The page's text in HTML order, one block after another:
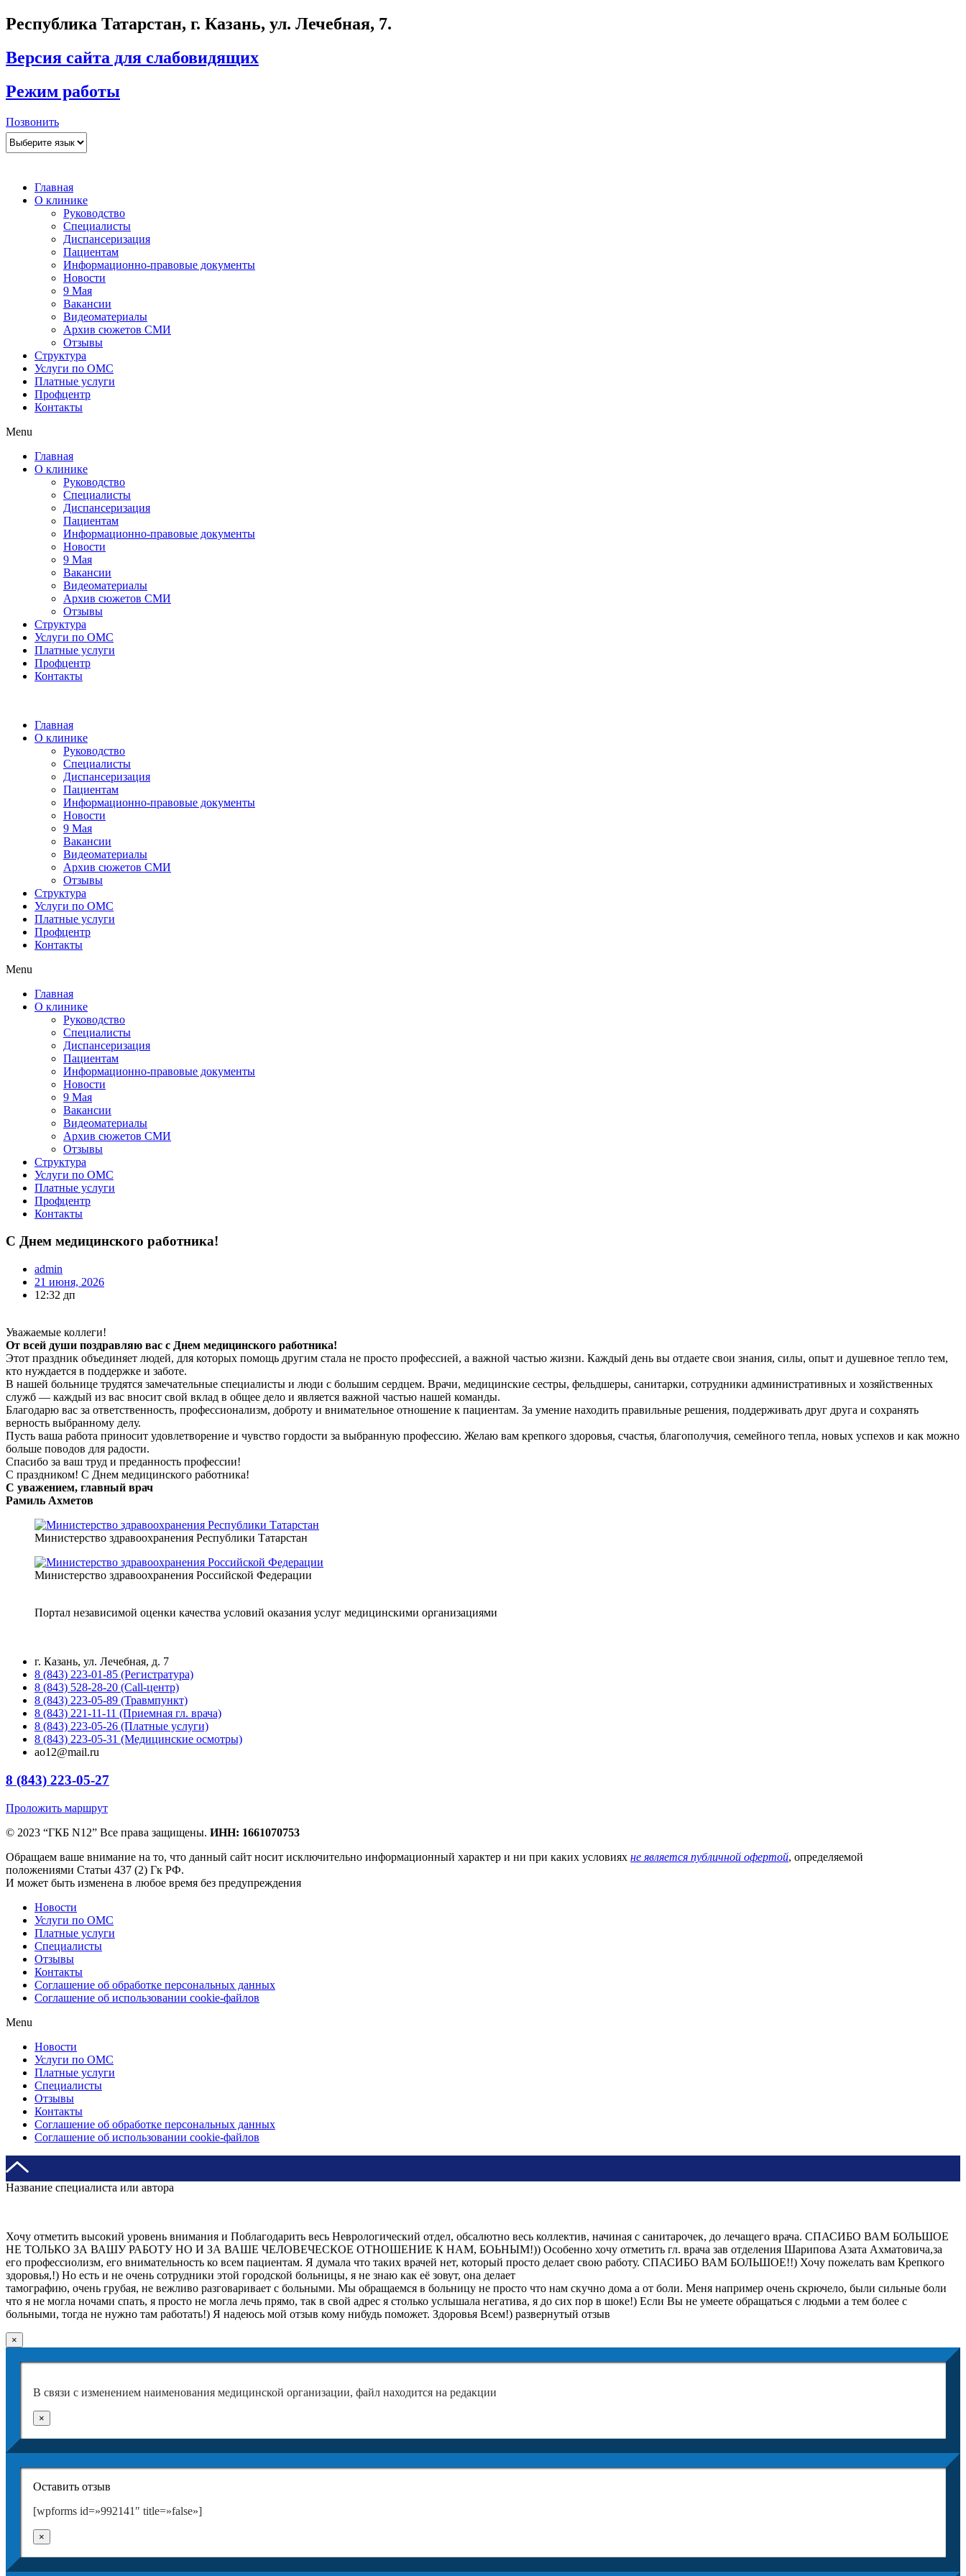
Республика Татарстан, г. Казань, ул. Лечебная, 7.
Версия сайта для слабовидящих
Режим работы
Позвонить
Главная
О клинике
Руководство
Специалисты
Диспансеризация
Пациентам
Информационно-правовые документы
Новости
9 Мая
Вакансии
Видеоматериалы
Архив сюжетов СМИ
Отзывы
Структура
Услуги по ОМС
Платные услуги
Профцентр
Контакты
Menu
Главная
О клинике
Руководство
Специалисты
Диспансеризация
Пациентам
Информационно-правовые документы
Новости
9 Мая
Вакансии
Видеоматериалы
Архив сюжетов СМИ
Отзывы
Структура
Услуги по ОМС
Платные услуги
Профцентр
Контакты
Главная
О клинике
Руководство
Специалисты
Диспансеризация
Пациентам
Информационно-правовые документы
Новости
9 Мая
Вакансии
Видеоматериалы
Архив сюжетов СМИ
Отзывы
Структура
Услуги по ОМС
Платные услуги
Профцентр
Контакты
Menu
Главная
О клинике
Руководство
Специалисты
Диспансеризация
Пациентам
Информационно-правовые документы
Новости
9 Мая
Вакансии
Видеоматериалы
Архив сюжетов СМИ
Отзывы
Структура
Услуги по ОМС
Платные услуги
Профцентр
Контакты
С Днем медицинского работника!
admin
21 июня, 2026
12:32 дп
Уважаемые коллеги!
От всей души поздравляю вас с Днем медицинского работника!
Этот праздник объединяет людей, для которых помощь другим стала не просто профессией, а важной частью жизни. Каждый день вы отдаете свои знания, силы, опыт и душевное тепло тем,
кто нуждается в поддержке и заботе.
В нашей больнице трудятся замечательные специалисты и люди с большим сердцем. Врачи, медицинские сестры, фельдшеры, санитарки, сотрудники административных и хозяйственных
служб — каждый из вас вносит свой вклад в общее дело и является важной частью нашей команды.
Благодарю вас за ответственность, профессионализм, доброту и внимательное отношение к пациентам. За умение находить правильные решения, поддерживать друг друга и сохранять
верность выбранному делу.
Пусть ваша работа приносит удовлетворение и чувство гордости за выбранную профессию. Желаю вам крепкого здоровья, счастья, благополучия, семейного тепла, новых успехов и как можно
больше поводов для радости.
Спасибо за ваш труд и преданность профессии!
С праздником! С Днем медицинского работника!
С уважением, главный врач
Рамиль Ахметов
Министерство здравоохранения Республики Татарстан
Министерство здравоохранения Российской Федерации
Портал независимой оценки качества условий оказания услуг медицинскими организациями
г. Казань, ул. Лечебная, д. 7
8 (843) 223-01-85 (Регистратура)
8 (843) 528-28-20 (Call-центр)
8 (843) 223-05-89 (Травмпункт)
8 (843) 221-11-11 (Приемная гл. врача)
8 (843) 223-05-26 (Платные услуги)
8 (843) 223-05-31 (Медицинские осмотры)
ao12@mail.ru
8 (843) 223-05-27
Проложить маршрут
© 2023 “ГКБ N12” Все права защищены. ИНН: 1661070753
Обращаем ваше внимание на то, что данный сайт носит исключительно информационный характер и ни при каких условиях не является публичной офертой, определяемой
положениями Статьи 437 (2) Гк РФ.
И может быть изменена в любое время без предупреждения
Новости
Услуги по ОМС
Платные услуги
Специалисты
Отзывы
Контакты
Соглашение об обработке персональных данных
Соглашение об использовании cookie-файлов
Menu
Новости
Услуги по ОМС
Платные услуги
Специалисты
Отзывы
Контакты
Соглашение об обработке персональных данных
Соглашение об использовании cookie-файлов
Название специалиста или автора
Хочу отметить высокий уровень внимания и Поблагодарить весь Неврологический отдел, обсалютно весь коллектив, начиная с санитарочек, до лечащего врача. СПАСИБО ВАМ БОЛЬШОЕ
НЕ ТОЛЬКО ЗА ВАШУ РАБОТУ НО И ЗА ВАШЕ ЧЕЛОВЕЧЕСКОЕ ОТНОШЕНИЕ К НАМ, БОЬНЫМ!)) Особенно хочу отметить гл. врача зав отделения Шарипова Азата Ахматовича,за
его профессиолизм, его внимательность ко всем пациентам. Я думала что таких врачей нет, который просто делает свою работу. СПАСИБО ВАМ БОЛЬШОЕ!!) Хочу пожелать вам Крепкого
здоровья,!) Но есть и не очень сотрудники этой городской больницы, я не знаю как её зовут, она делает
тамографию, очень грубая, не вежливо разговаривает с больными. Мы обращаемся в больницу не просто что нам скучно дома а от боли. Меня например очень скрючело, были сильные боли
что я не могла ночами спать, я просто не могла лечь прямо, так в свой адрес я столько услышала негатива, я до сих пор в шоке!) Если Вы не умеете обращаться с людьми а тем более с
больными, тогда не нужно там работать!) Я надеюсь мой отзыв кому нибудь поможет. Здоровья Всем!) развернутый отзыв
×
В связи с изменением наименования медицинской организации, файл находится на редакции
×
Оставить отзыв
[wpforms id=»992141″ title=»false»]
×